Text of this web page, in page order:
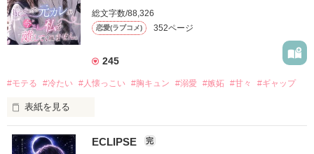
総文字数/88,326
恋愛(ラブコメ) 352ページ
245
#モテる #冷たい #人懐っこい #胸キュン #溺愛 #嫉妬 #甘々 #ギャップ
表紙を見る
「好きだったから、別れを選んだ。」
ECLIPSE 完